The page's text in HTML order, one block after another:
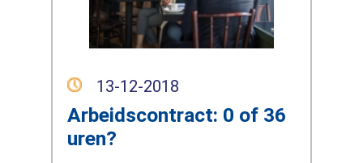
13-12-2018
Arbeidscontract: 0 of 36
uren?